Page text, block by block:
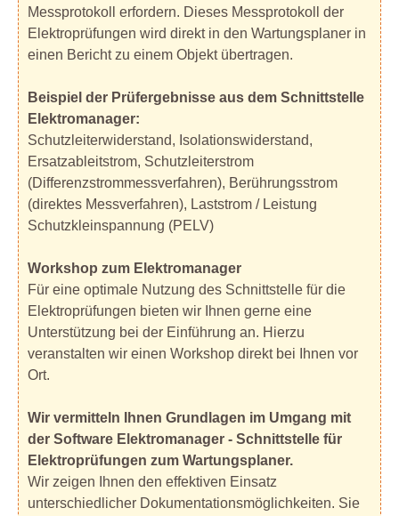
Messprotokoll erfordern. Dieses Messprotokoll der
Elektroprüfungen wird direkt in den Wartungsplaner in
einen Bericht zu einem Objekt übertragen.
Beispiel der Prüfergebnisse aus dem Schnittstelle
Elektromanager:
Schutzleiterwiderstand, Isolationswiderstand,
Ersatzableitstrom, Schutzleiterstrom
(Differenzstrommessverfahren), Berührungsstrom
(direktes Messverfahren), Laststrom / Leistung
Schutzkleinspannung (PELV)
Workshop zum Elektromanager
Für eine optimale Nutzung des Schnittstelle für die
Elektroprüfungen bieten wir Ihnen gerne eine
Unterstützung bei der Einführung an. Hierzu
veranstalten wir einen Workshop direkt bei Ihnen vor
Ort.
Wir vermitteln Ihnen Grundlagen im Umgang mit
der Software Elektromanager - Schnittstelle für
Elektroprüfungen zum Wartungsplaner.
Wir zeigen Ihnen den effektiven Einsatz
unterschiedlicher Dokumentationsmöglichkeiten. Sie